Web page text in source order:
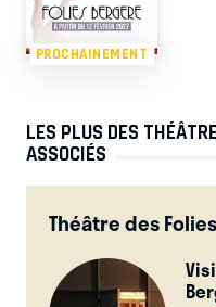
PROCHAINEMENT
LES PLUS DES
ASSOCIÉS
Théâtre des